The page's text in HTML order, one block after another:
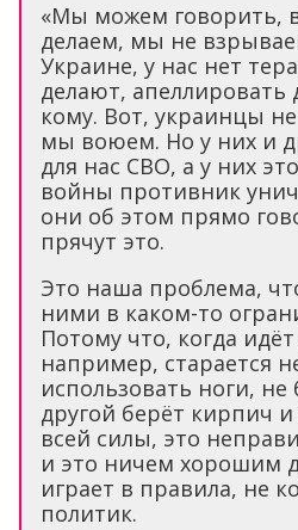
«Мы можем говорить,
делаем, мы не
Украине, у нас нет
делают, апеллировать
кому. Вот, украинцы
мы воюем. Но у них и
для нас СВО, а у них
войны противник
они об этом прямо
прячут это.
Это наша проблема,
ними в каком-то
Потому что, когда
например, старается
использовать ноги, не
другой берёт кирпич и
всей силы, это
и это ничем хорошим
играет в правила, не
политик.